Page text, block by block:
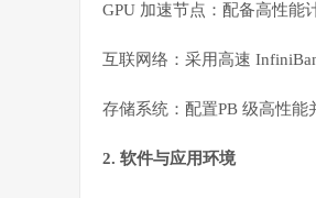
GPU 加速节点：配备高性能
互联网络：采用高速
存储系统：配置PB 级高性能
2. 软件与应用环境